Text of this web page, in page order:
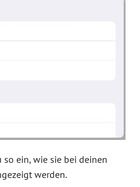
so ein, wie sie bei deinen
werden.